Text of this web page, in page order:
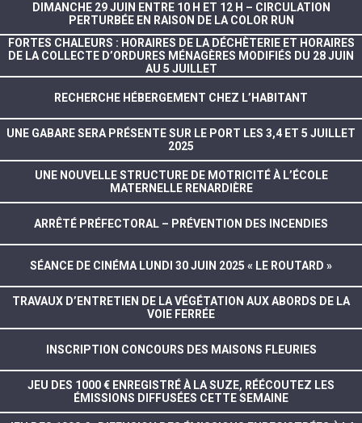
DIMANCHE 29 JUIN ENTRE 10 H ET 12 H – CIRCULATION
PERTURBÉE EN RAISON DE LA COLOR RUN
FORTES CHALEURS : HORAIRES DE LA DÉCHÈTERIE ET HORAIRES
DE LA COLLECTE D’ORDURES MÉNAGÈRES MODIFIÉS DU 28 JUIN
AU 5 JUILLET
RECHERCHE HÉBERGEMENT CHEZ L’HABITANT
UNE GABARE SERA PRÉSENTE SUR LE PORT LES 3,4 ET 5 JUILLET
2025
UNE NOUVELLE STRUCTURE DE MOTRICITÉ À L’ÉCOLE
MATERNELLE RENARDIÈRE
ARRÊTÉ PRÉFECTORAL – PRÉVENTION DES INCENDIES
SÉANCE DE CINÉMA LUNDI 30 JUIN 2025 « LE ROUTARD »
TRAVAUX D’ENTRETIEN DE LA VÉGÉTATION AUX ABORDS DE LA
VOIE FERRÉE
INSCRIPTION CONCOURS DES MAISONS FLEURIES
JEU DES 1000 € ENREGISTRÉ À LA SUZE, RÉÉCOUTEZ LES
ÉMISSIONS DIFFUSÉES CETTE SEMAINE